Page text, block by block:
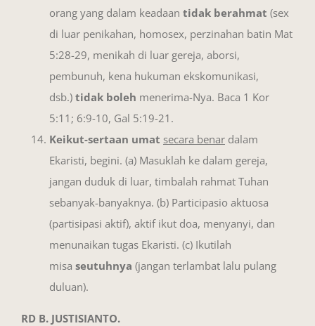
orang yang dalam keadaan tidak berahmat (sex
di luar penikahan, homosex, perzinahan batin Mat
5:28-29, menikah di luar gereja, aborsi,
pembunuh, kena hukuman ekskomunikasi,
dsb.) tidak boleh menerima-Nya. Baca 1 Kor
5:11; 6:9-10, Gal 5:19-21.
Keikut-sertaan umat secara benar dalam
Ekaristi, begini. (a) Masuklah ke dalam gereja,
jangan duduk di luar, timbalah rahmat Tuhan
sebanyak-banyaknya. (b) Participasio aktuosa
(partisipasi aktif), aktif ikut doa, menyanyi, dan
menunaikan tugas Ekaristi. (c) Ikutilah
misa seutuhnya (jangan terlambat lalu pulang
duluan).
RD B. JUSTISIANTO.